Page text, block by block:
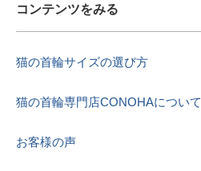
コンテンツをみる
猫の首輪サイズの選び方
猫の首輪専門店CONOHAについて
お客様の声